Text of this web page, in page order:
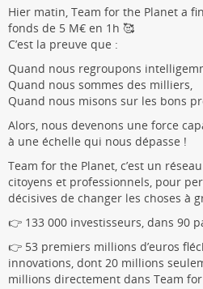
Hier matin, Team for the Planet a
fonds de 5 M€ en 1h 🥰
C’est la preuve que :
Quand nous regroupons
Quand nous sommes des milliers,
Quand nous misons sur les bons
Alors, nous devenons une force
à une échelle qui nous dépasse !
Team for the Planet, c’est un
citoyens et professionnels, pour
décisives de changer les choses à
👉 133 000 investisseurs, dans 90
👉 53 premiers millions d’euros
innovations, dont 20 millions
millions directement dans Team